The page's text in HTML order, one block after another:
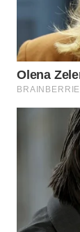
WN
BEKASI
WN
BOGOR
WN
TAPANULI
UTARA